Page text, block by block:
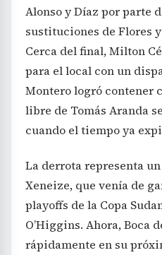
Alonso y Díaz por parte
sustituciones de Flores
Cerca del final, Milton
para el local con un
Montero logró contener
libre de Tomás Aranda
cuando el tiempo ya
La derrota representa
Xeneize, que venía de
playoffs de la Copa
O’Higgins. Ahora, Boca
rápidamente en su